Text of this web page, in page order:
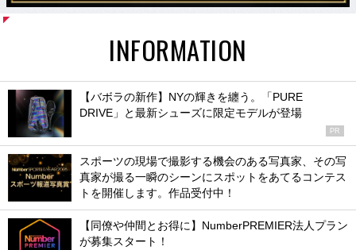
INFORMATION
【バボラの新作】NYの輝きを纏う。「PURE
DRIVE」と最新シューズに限定モデルが登場
PR
スポーツの現場で撮影する機会のある写真家、その写
真家が撮る一瞬のシーンにスポットをあてるコンテス
トを開催します。作品受付中！
【同僚や仲間とお得に】NumberPREMIER法人プラン
が募集スタート！